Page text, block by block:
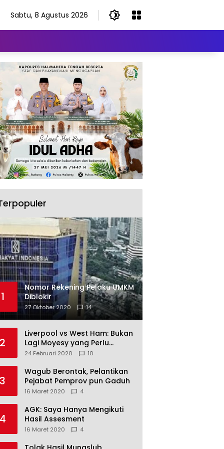
Sabtu, 8 Agustus 2026
1
Nomor Rekening Pelaku UMKM
Diblokir
27 Oktober 2020 14
2
Liverpool vs West Ham: Bukan
Lagi Moyesy yang Perlu
Ditakuti
24 Februari 2020 10
3
Wagub Berontak, Pelantikan
Pejabat Pemprov pun Gaduh
16 Maret 2020 4
4
AGK: Saya Hanya Mengikuti
Hasil Assesment
16 Maret 2020 4